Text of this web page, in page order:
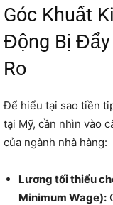
Góc Khuất
Động Bị Đẩy
Ro
Để hiểu tại sao tiền
tại Mỹ, cần nhìn vào
của ngành nhà hàng:
Lương tối thiểu
Minimum Wage):